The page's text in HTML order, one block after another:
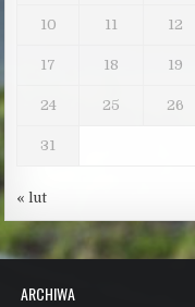
10 11 12
17 18 19
24 25 26
31
« lut
ARCHIWA